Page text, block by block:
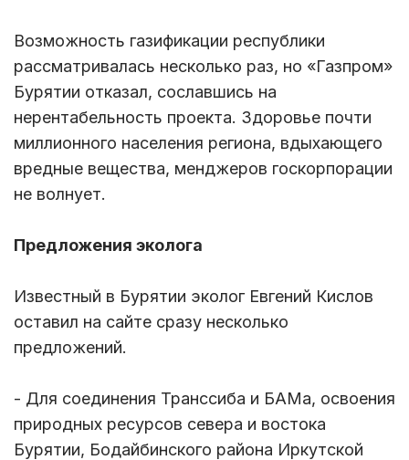
Возможность газификации республики
рассматривалась несколько раз, но «Газпром»
Бурятии отказал, сославшись на
нерентабельность проекта. Здоровье почти
миллионного населения региона, вдыхающего
вредные вещества, менджеров госкорпорации
не волнует.
Предложения эколога
Известный в Бурятии эколог Евгений Кислов
оставил на сайте сразу несколько
предложений.
- Для соединения Транссиба и БАМа, освоения
природных ресурсов севера и востока
Бурятии, Бодайбинского района Иркутской